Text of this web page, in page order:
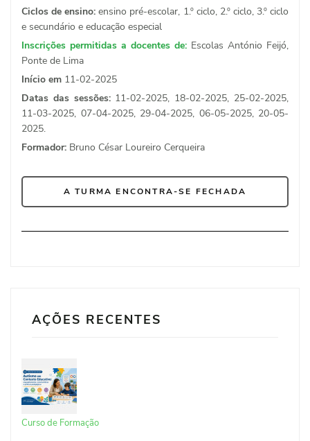
Ciclos de ensino: ensino pré-escolar, 1.º ciclo, 2.º ciclo, 3.º ciclo
e secundário e educação especial
Inscrições permitidas a docentes de: Escolas António Feijó,
Ponte de Lima
Início em 11-02-2025
Datas das sessões: 11-02-2025, 18-02-2025, 25-02-2025,
11-03-2025, 07-04-2025, 29-04-2025, 06-05-2025, 20-05-
2025.
Formador: Bruno César Loureiro Cerqueira
A TURMA ENCONTRA-SE FECHADA
AÇÕES RECENTES
Curso de Formação